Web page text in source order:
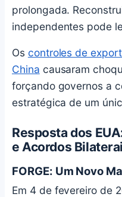
prolongada.
independentes pode
Os controles de
China causaram
forçando governos a
estratégica de um
Resposta dos
e Acordos
FORGE: Um Novo
Em 4 de fevereiro de